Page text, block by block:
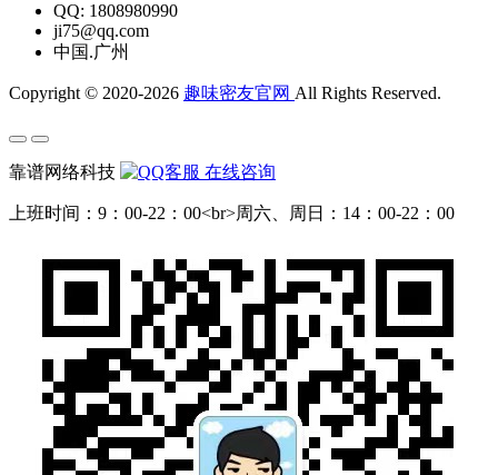
QQ: 1808980990
ji75@qq.com
中国.广州
Copyright © 2020-2026 趣味密友官网 All Rights Reserved.
靠谱网络科技 在线咨询
上班时间：9：00-22：00<br>周六、周日：14：00-22：00